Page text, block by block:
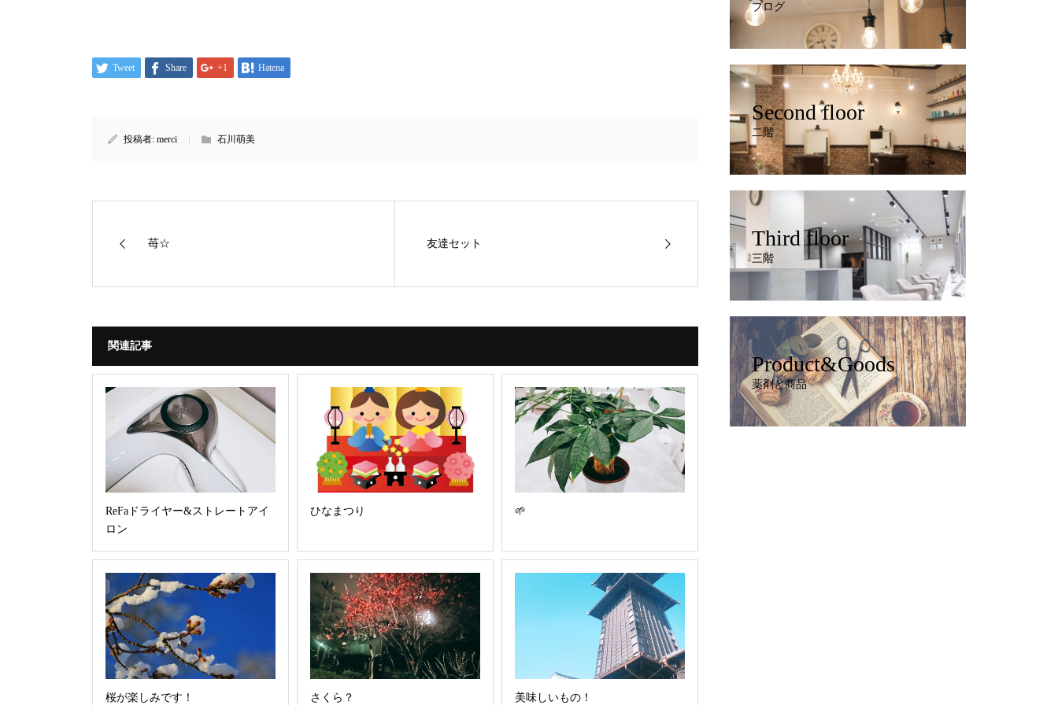
Tweet Share +1 Hatena
投稿者: merci 石川萌美
苺☆ 友達セット
関連記事
ReFaドライヤー&ストレートアイ
ロン
ひなまつり 🌱
桜が楽しみです！ さくら？ 美味しいもの！
ブログ
Second floor
二階
Third floor
三階
Product&Goods
薬剤と商品